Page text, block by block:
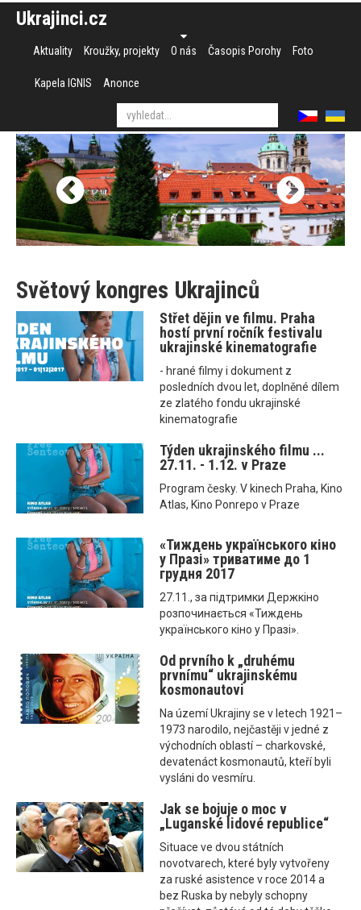
Ukrajinci.cz
Aktuality Kroužky, projekty O nás Časopis Porohy Foto
Kapela IGNIS Anonce
Světový kongres Ukrajinců
Střet dějin ve filmu. Praha
hostí první ročník festivalu
ukrajinské kinematografie
- hrané filmy i dokument z
posledních dvou let, doplněné dílem
ze zlatého fondu ukrajinské
kinematografie
Týden ukrajinského filmu ...
27.11. - 1.12. v Praze
Program česky. V kinech Praha, Kino
Atlas, Kino Ponrepo v Praze
«Тиждень українського кіно
у Празі» триватиме до 1
грудня 2017
27.11., за підтримки Держкіно
розпочинається «Тиждень
українського кіно у Празі».
Od prvního k „druhému
prvnímu“ ukrajinskému
kosmonautovi
Na území Ukrajiny se v letech 1921–
1973 narodilo, nejčastěji v jedné z
východních oblastí – charkovské,
devatenáct kosmonautů, kteří byli
vysláni do vesmíru.
Jak se bojuje o moc v
„Luganské lidové republice“
Situace ve dvou státních
novotvarech, které byly vytvořeny
za ruské asistence v roce 2014 a
bez Ruska by nebyly schopny